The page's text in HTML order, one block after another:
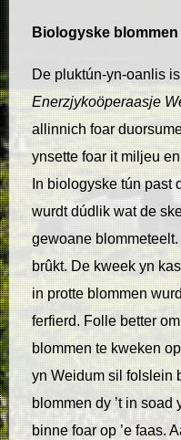
Biologyske blommen
De pluktún-yn-oanlis
Enerzjykoöperaasje
allinnich foar
ynsette foar it miljeu
In biologyske tún past
wurdt dúdlik wat de
gewoane
brûkt. De kweek yn
in protte blommen
ferfierd. Folle better
blommen te kweken
yn Weidum sil folslein
blommen dy ’t in
binne foar op ’e faas.